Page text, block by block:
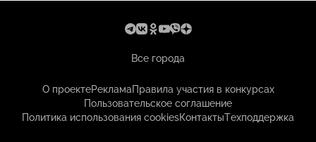
Все города
О проектеРекламаПравила участия в конкурсах
Пользовательское соглашение
Политика использования cookiesКонтактыТехподдержка